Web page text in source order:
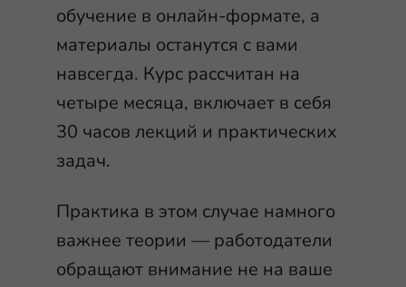
обучение в онлайн-формате, а
материалы останутся с вами
навсегда. Курс рассчитан на
четыре месяца, включает в себя
30 часов лекций и практических
задач.
Практика в этом случае намного
важнее теории — работодатели
обращают внимание не на ваше